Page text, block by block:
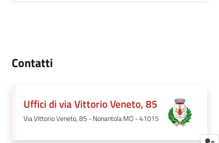
Contatti
Uffici di via Vittorio Veneto, 85
Via Vittorio Veneto, 85 - Nonantola MO - 41015